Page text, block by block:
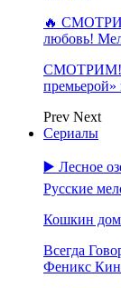
🔥
любовь!
СМОТРИМ!
Prev Next
Сериалы
▶️ Лесное
Русские
Кошкин дом
Всегда
Феникс